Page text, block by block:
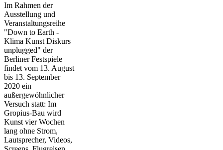
Im Rahmen der
Ausstellung und
Veranstaltungsreihe
"Down to Earth -
Klima Kunst Diskurs
unplugged" der
Berliner Festspiele
findet vom 13. August
bis 13. September
2020 ein
außergewöhnlicher
Versuch statt: Im
Gropius-Bau wird
Kunst vier Wochen
lang ohne Strom,
Lautsprecher, Videos,